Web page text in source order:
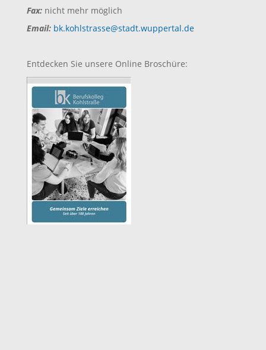
Fax:nicht mehr möglich
Email: bk.kohlstrasse@stadt.wuppertal.de
Entdecken Sie unsere Online Broschüre: